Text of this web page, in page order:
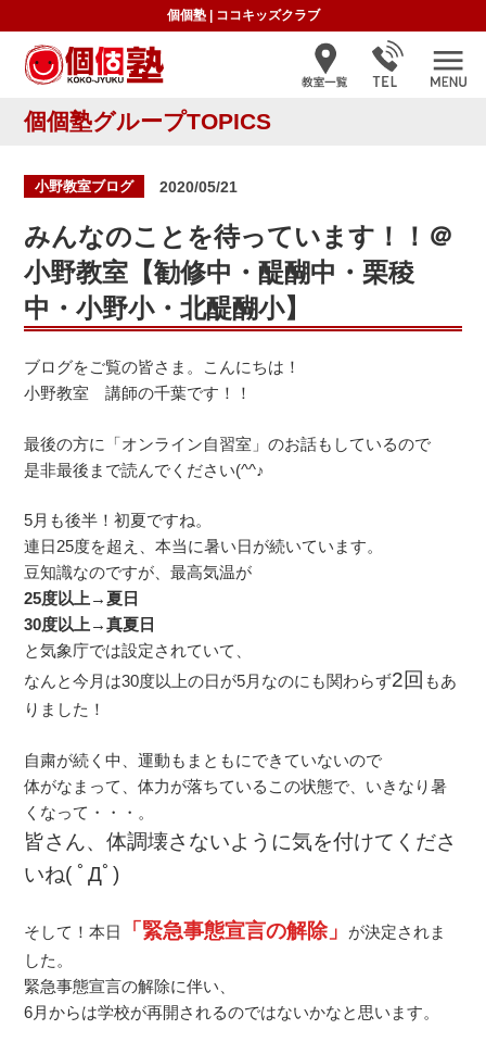
個個塾| ココキッズクラブ
個個塾グループTOPICS
投2020/05/21
小野教室ブログ
みんなのことを待っています！！＠
小野教室【勧修中・醍醐中・栗稜
中・小野小・北醍醐小】
ブログをご覧の皆さま。こんにちは！
小野教室 講師の千葉です！！
最後の方に「オンライン自習室」のお話もしているので
是非最後まで読んでください(^^♪
5月も後半！初夏ですね。
連日25度を超え、本当に暑い日が続いています。
豆知識なのですが、最高気温が
25度以上→夏日
30度以上→真夏日
と気象庁では設定されていて、
なんと今月は30度以上の日が5月なのにも関わらず2回 もあ
りました！
自粛が続く中、運動もまともにできていないので
体がなまって、体力が落ちているこの状態で、いきなり暑
くなって・・・。
皆さん、体調壊さないように気を付けてくださ
いね( ﾟДﾟ)
そして！本日 「緊急事態宣言の解除」
が決定されま
した。
緊急事態宣言の解除に伴い、
6月からは学校が再開されるのではないかなと思います。